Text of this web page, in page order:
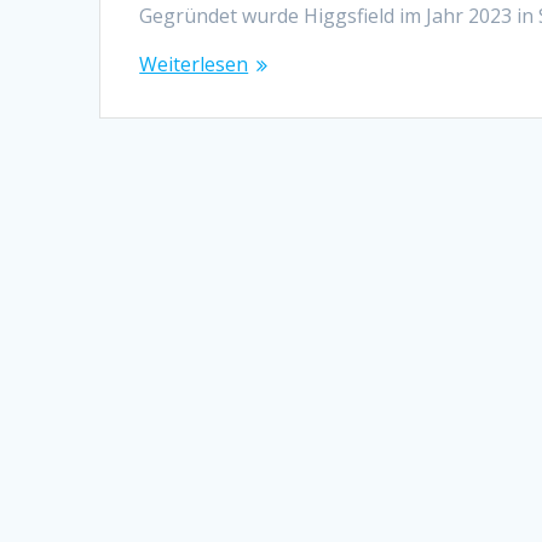
Gegründet wurde Higgsfield im Jahr 2023 in
Weiterlesen